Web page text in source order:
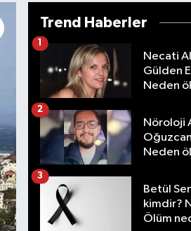
Trend Haberler
Necati
Gülden
Neden
1
Nöroloji
Neden
2
Betül
kimdir?
Ölüm
3